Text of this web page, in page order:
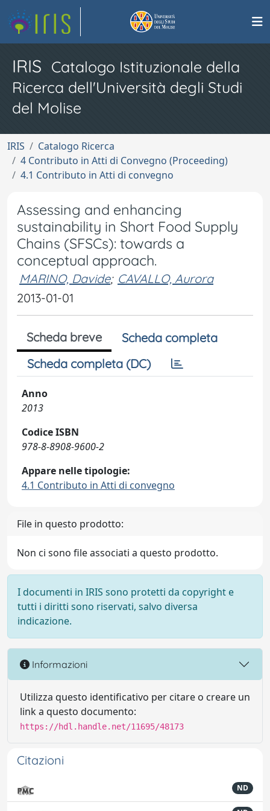
IRIS Catalogo Istituzionale della
Ricerca dell'Università degli Studi
del Molise
IRIS
Catalogo Ricerca
4 Contributo in Atti di Convegno (Proceeding)
4.1 Contributo in Atti di convegno
Assessing and enhancing
sustainability in Short Food Supply
Chains (SFSCs): towards a
conceptual approach.
MARINO, Davide; CAVALLO, Aurora
2013-01-01
Scheda breve
Scheda completa
Scheda completa (DC)
Anno
2013
Codice ISBN
978-8-8908-9600-2
Appare nelle tipologie:
4.1 Contributo in Atti di convegno
File in questo prodotto:
Non ci sono file associati a questo prodotto.
I documenti in IRIS sono protetti da copyright e
tutti i diritti sono riservati, salvo diversa
indicazione.
Informazioni
Utilizza questo identificativo per citare o creare un
link a questo documento:
https://hdl.handle.net/11695/48173
Citazioni
ND